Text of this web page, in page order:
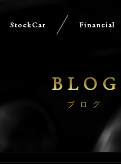
StockCar Financial
BLOG
ブログ